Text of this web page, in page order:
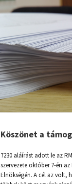
Köszönet a
7230 aláírást adott le az
szervezete október 7-én az
Elnökségén. A cél az volt,